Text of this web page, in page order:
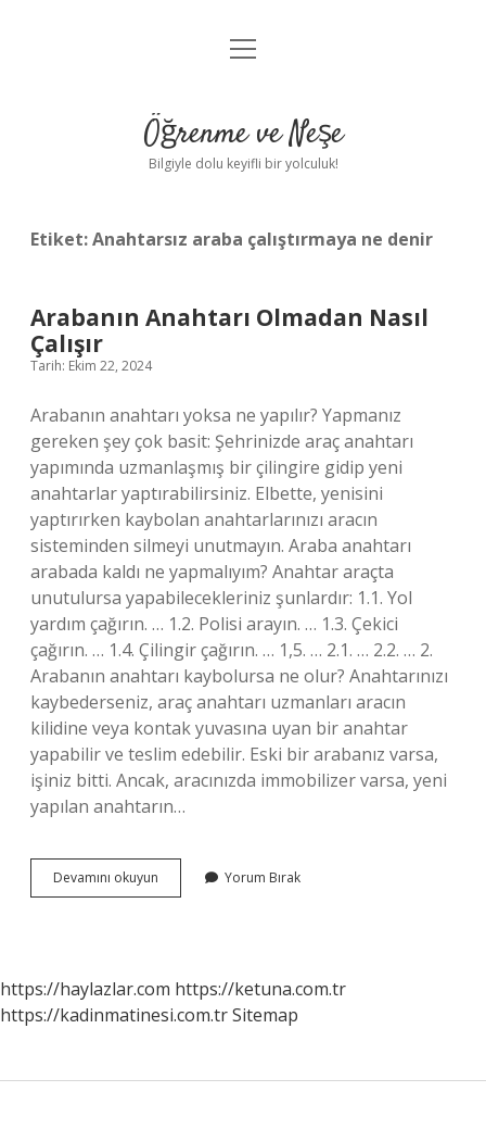
Anasayfa
Yasal Uyarı
menüyü
Öğrenme ve Neşe
Bilgiyle dolu keyifli bir yolculuk!
Etiket:Anahtarsız araba çalıştırmaya ne denir
Arabanın Anahtarı Olmadan Nasıl
Çalışır
Tarih: Ekim 22, 2024
Arabanın anahtarı yoksa ne yapılır? Yapmanız
gereken şey çok basit: Şehrinizde araç anahtarı
yapımında uzmanlaşmış bir çilingire gidip yeni
anahtarlar yaptırabilirsiniz. Elbette, yenisini
yaptırırken kaybolan anahtarlarınızı aracın
sisteminden silmeyi unutmayın. Araba anahtarı
arabada kaldı ne yapmalıyım? Anahtar araçta
unutulursa yapabilecekleriniz şunlardır: 1.1. Yol
yardım çağırın. … 1.2. Polisi arayın. … 1.3. Çekici
çağırın. … 1.4. Çilingir çağırın. … 1,5. … 2.1. … 2.2. … 2.
Arabanın anahtarı kaybolursa ne olur? Anahtarınızı
kaybederseniz, araç anahtarı uzmanları aracın
kilidine veya kontak yuvasına uyan bir anahtar
yapabilir ve teslim edebilir. Eski bir arabanız varsa,
işiniz bitti. Ancak, aracınızda immobilizer varsa, yeni
yapılan anahtarın…
Devamını okuyun Arabanın
Anahtarı
Yorum Bırak
https://haylazlar.com https://ketuna.com.tr
https://kadinmatinesi.com.trSitemap